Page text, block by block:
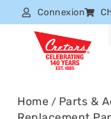
Connexion
Home / Parts &